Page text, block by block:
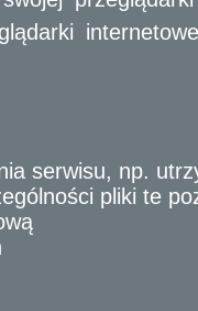
dziadkami, dziećmi,
dokumentu zależy
potrzebnego na wyszukanie
od dnia złożenia
serwisu, np.
pliki te